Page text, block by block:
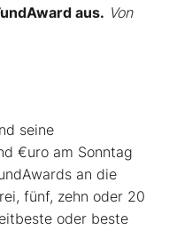
aus. Von
seine
€uro am Sonntag
an die
fünf, zehn oder 20
oder beste